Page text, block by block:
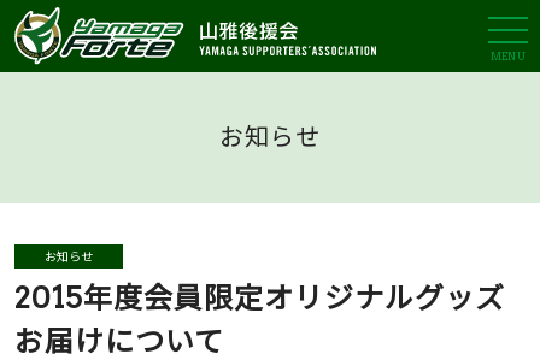
MENU
お知らせ
お知らせ
2015年度会員限定オリジナルグッズ
お届けについて